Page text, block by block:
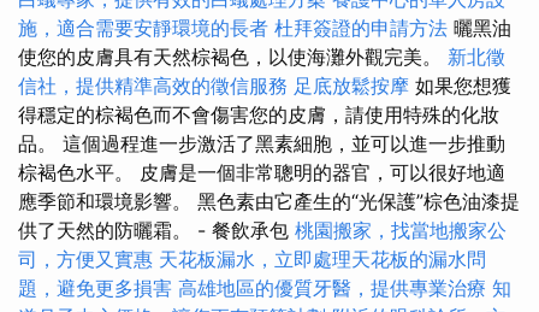
施，適合需要安靜環境的長者 杜拜簽證的申請方法 曬黑油
使您的皮膚具有天然棕褐色，以使海灘外觀完美。 新北徵
信社，提供精準高效的徵信服務 足底放鬆按摩 如果您想獲
得穩定的棕褐色而不會傷害您的皮膚，請使用特殊的化妝
品。 這個過程進一步激活了黑素細胞，並可以進一步推動
棕褐色水平。 皮膚是一個非常聰明的器官，可以很好地適
應季節和環境影響。 黑色素由它產生的“光保護”棕色油漆提
供了天然的防曬霜。 - 餐飲承包 桃園搬家，找當地搬家公
司，方便又實惠 天花板漏水，立即處理天花板的漏水問
題，避免更多損害 高雄地區的優質牙醫，提供專業治療 知